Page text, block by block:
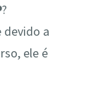
?
devido a
ele é